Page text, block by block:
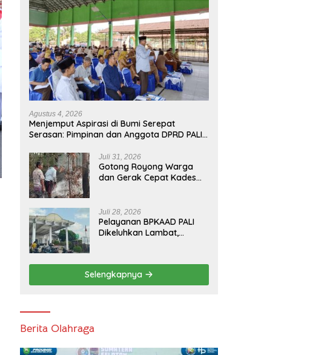
Agustus 4, 2026
Menjemput Aspirasi di Bumi Serepat
Serasan: Pimpinan dan Anggota DPRD PALI
Abab Melalui Reses Ke-2 Tahun 2026
Juli 31, 2026
Gotong Royong Warga
dan Gerak Cepat Kades
Selatan
Juli 28, 2026
Pelayanan BPKAAD PALI
Dikeluhkan Lambat,
Selengkapnya
Berita Olahraga